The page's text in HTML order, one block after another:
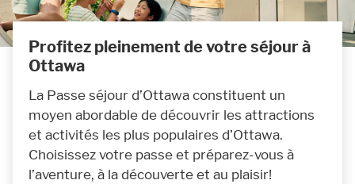
Profitez pleinement de votre séjour à
Ottawa
La Passe séjour d’Ottawaconstituent un
moyen abordable de découvrir les attractions
et activités les plus populaires d’Ottawa.
Choisissez votre passe et préparez-vous à
l’aventure, à la découverte et au plaisir!